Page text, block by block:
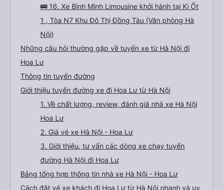
🚌 16. Xe Bình Minh Limousine khởi hành tại Ki Ốt
1 , Tòa N7 Khu Đô Thị Đồng Tàu (Văn phòng Hà
Nội)
Những câu hỏi thường gặp về tuyến xe từ Hà Nội đi
Hoa Lư
Thông tin tuyến đường
Giới thiệu tuyến đường xe đi Hoa Lư từ Hà Nội
1. Về chất lượng, review, đánh giá nhà xe Hà Nội
Hoa Lư
2. Giá vé xe Hà Nội - Hoa Lư
3. Giới thiệu, tư vấn các dòng xe chạy tuyến
đường Hà Nội đi Hoa Lư
Bảng tổng hợp thông tin nhà xe Hà Nội - Hoa Lư
Cách đặt vé xe khách đi Hoa Lư từ Hà Nội nhanh và uy